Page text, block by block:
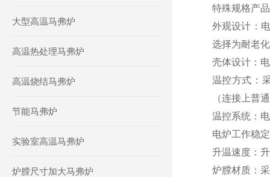
大型高温马弗炉
高温热处理马弗炉
高温烧结马弗炉
节能马弗炉
实验室高温马弗炉
炉膛尺寸加大马弗炉
特殊规格产
外观设计 ：
选择为耐老
壳体设计：
温控方式 ：
（连接上普
温控系统：
电炉工作稳
升温速度：
炉膛材质：